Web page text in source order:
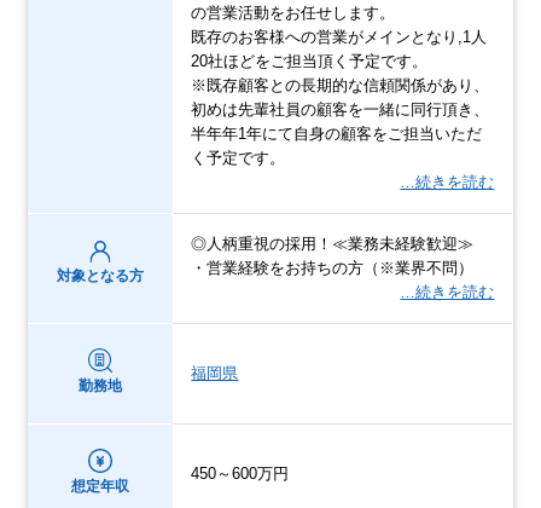
の営業活動をお任せします。
既存のお客様への営業がメインとなり,1人
20社ほどをご担当頂く予定です。
※既存顧客との長期的な信頼関係があり、
初めは先輩社員の顧客を一緒に同行頂き、
半年年1年にて自身の顧客をご担当いただ
く予定です。
…続きを読む
対象となる方
◎人柄重視の採用！≪業務未経験歓迎≫
・営業経験をお持ちの方（※業界不問）
…続きを読む
勤務地
福岡県
想定年収
450～600万円